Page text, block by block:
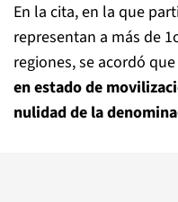
En la cita, en la que
representan a más de
regiones, se acordó que
en estado de
nulidad de la